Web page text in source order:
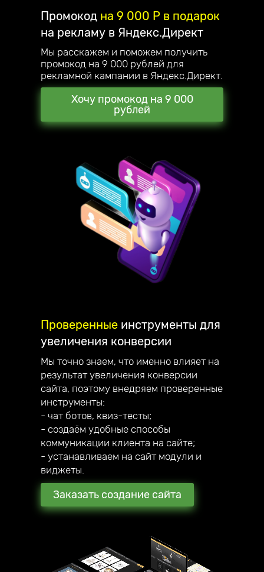
Промокод на 9 000 P в подарок
на рекламу в Яндекс.Директ
Мы расскажем и поможем получить
промокод на 9 000 рублей для
рекламной кампании в Яндекс.Директ.
Хочу промокод на 9 000
рублей
Проверенные инструменты для
увеличения конверсии
Мы точно знаем, что именно влияет на
результат увеличения конверсии
сайта, поэтому внедряем проверенные
инструменты:
- чат ботов, квиз-тесты;
- создаём удобные способы
коммуникации клиента на сайте;
- устанавливаем на сайт модули и
виджеты.
Заказать создание сайта